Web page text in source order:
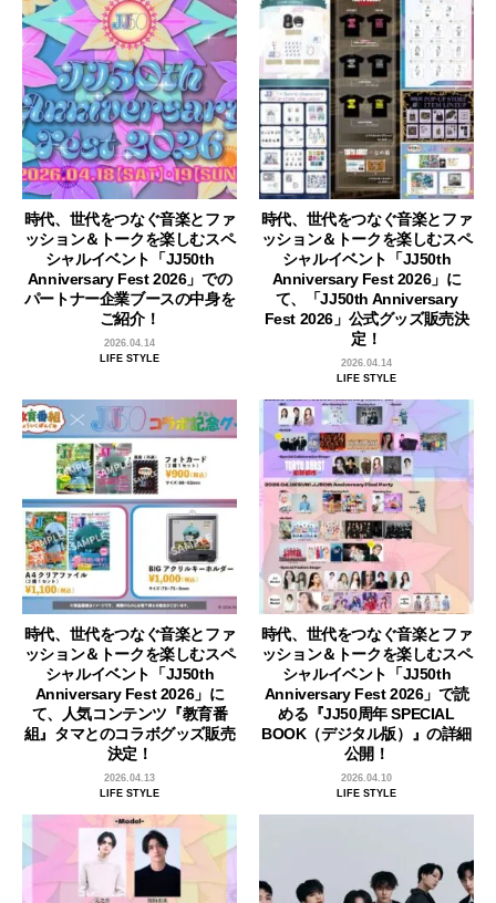
時代、世代をつなぐ音楽とファ
ッション＆トークを楽しむスペ
シャルイベント「JJ50th
Anniversary Fest 2026」での
パートナー企業ブースの中身を
ご紹介！
2026.04.14
LIFE STYLE
時代、世代をつなぐ音楽とファ
ッション＆トークを楽しむスペ
シャルイベント「JJ50th
Anniversary Fest 2026」に
て、「JJ50th Anniversary
Fest 2026」公式グッズ販売決
定！
2026.04.14
LIFE STYLE
時代、世代をつなぐ音楽とファ
ッション＆トークを楽しむスペ
シャルイベント「JJ50th
Anniversary Fest 2026」に
て、人気コンテンツ『教育番
組』タマとのコラボグッズ販売
決定！
2026.04.13
LIFE STYLE
時代、世代をつなぐ音楽とファ
ッション＆トークを楽しむスペ
シャルイベント「JJ50th
Anniversary Fest 2026」で読
める『JJ50周年 SPECIAL
BOOK（デジタル版）』の詳細
公開！
2026.04.10
LIFE STYLE